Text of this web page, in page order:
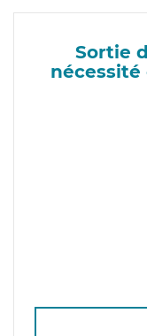
Sortie
nécessité